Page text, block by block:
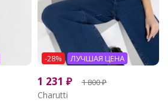
-28% ЛУЧШАЯ ЦЕНА
1 231 ₽ 1 800₽
Charutti